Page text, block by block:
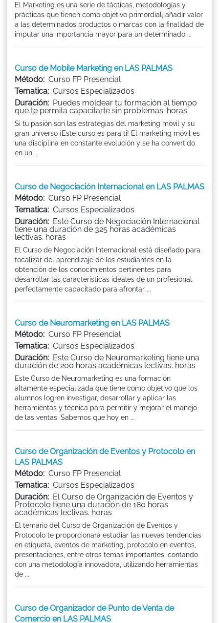
El Marketing es una serie de tácticas, metodologías y
prácticas que tienen como objetivo primordial, añadir valor
a las determinados productos o marcas con la finalidad de
imputar una importancia mayor para un determinado ...
Curso de Mobile Marketing en LAS PALMAS
Método: Curso FP Presencial
Tematica: Cursos Especializados
Duración: Puedes moldear tu formación al tiempo
que te permita capacitarte sin problemas. horas
Si tu pasión son las estrategias del marketing móvil y su
gran universo ¡Este curso es para ti! El marketing móvil es
una disciplina en constante evolución y se ha convertido
en un ...
Curso de Negociación Internacional en LAS PALMAS
Método: Curso FP Presencial
Tematica: Cursos Especializados
Duración: Este Curso de Negociación Internacional
tiene una duración de 325 horas académicas
lectivas. horas
El Curso de Negociación Internacional está diseñado para
focalizar del aprendizaje de los estudiantes en la
obtención de los conocimientos pertinentes para
desarrollar las características ideales de un profesional
perfectamente capacitado para afrontar ...
Curso de Neuromarketing en LAS PALMAS
Método: Curso FP Presencial
Tematica: Cursos Especializados
Duración: Este Curso de Neuromarketing tiene una
duración de 200 horas académicas lectivas. horas
Este Curso de Neuromarketing es una formación
altamente especializada que tiene como objetivo que los
alumnos logren investigar, desarrollar y aplicar las
herramientas y técnica para permitir y mejorar el manejo
de las ventas. Sabemos que hoy en ...
Curso de Organización de Eventos y Protocolo en
LAS PALMAS
Método: Curso FP Presencial
Tematica: Cursos Especializados
Duración: El Curso de Organización de Eventos y
Protocolo tiene una duración de 180 horas
académicas lectivas. horas
El temario del Curso de Organización de Eventos y
Protocolo te proporcionará estudiar las nuevas tendencias
en etiqueta, eventos de marketing, protocolo en eventos,
presentaciones, entre otros temas importantes, contando
con una metodología innovadora, utilizando herramientas
de ...
Curso de Organizador de Punto de Venta de
Comercio en LAS PALMAS